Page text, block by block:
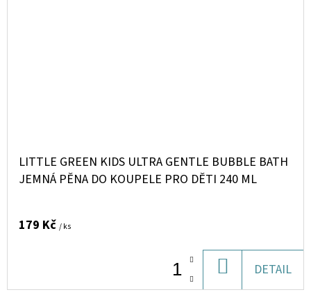
LITTLE GREEN KIDS ULTRA GENTLE BUBBLE BATH
JEMNÁ PĚNA DO KOUPELE PRO DĚTI 240 ML
179 Kč / ks
KOŠÍKU
DETAIL